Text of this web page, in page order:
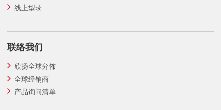
线上型录
联络我们
欣扬全球分佈
全球经销商
产品询问清单